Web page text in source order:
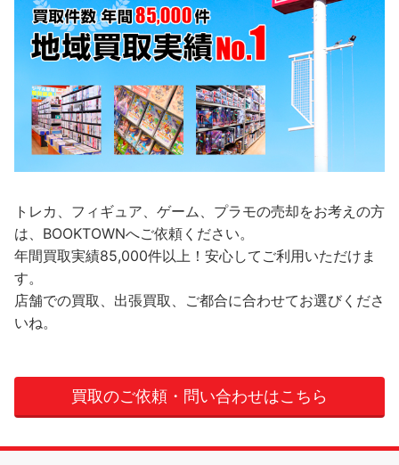
トレカ、フィギュア、ゲーム、プラモの売却をお考えの方
は、BOOKTOWNへご依頼ください。
年間買取実績85,000件以上！安心してご利用いただけま
す。
店舗での買取、出張買取、ご都合に合わせてお選びくださ
いね。
買取のご依頼・問い合わせはこちら